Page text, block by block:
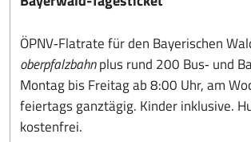
ÖPNV‑Flatrate für den Bayerischen
oberpfalzbahnplus rund 200 Bus‑ und
Montag bis Freitag ab 8:00 Uhr, am
feiertags ganztägig. Kinder inklusive.
kostenfrei.